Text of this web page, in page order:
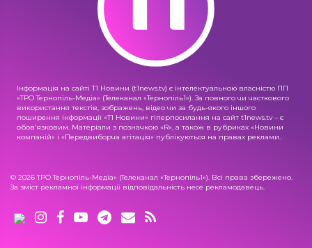
Інформація на сайті Т1 Новини (t1news.tv) є інтелектуальною власністю ПП
«ТРО Тернопіль-Медіа» (Телеканал «Тернопіль1»). За повного чи часткового
використання текстів, зображень, відео чи за будь-якого іншого
поширення інформації «Т1 Новини» гіперпосилання на сайт t1news.tv – є
обов'язковим. Матеріали з позначкою «R», а також в рубриках «Новини
компаній» і «Передвиборча агітація» публікуються на правах реклами.
© 2026 ТРО Тернопіль-Медіа» (Телеканал «Тернопіль1»). Всі права збережено.
За зміст рекламної інформації відповідальність несе рекламодавець.